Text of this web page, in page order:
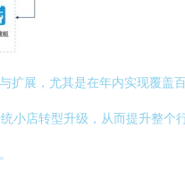
展，尤其是在年内实现覆盖
小店转型升级，从而提升整个